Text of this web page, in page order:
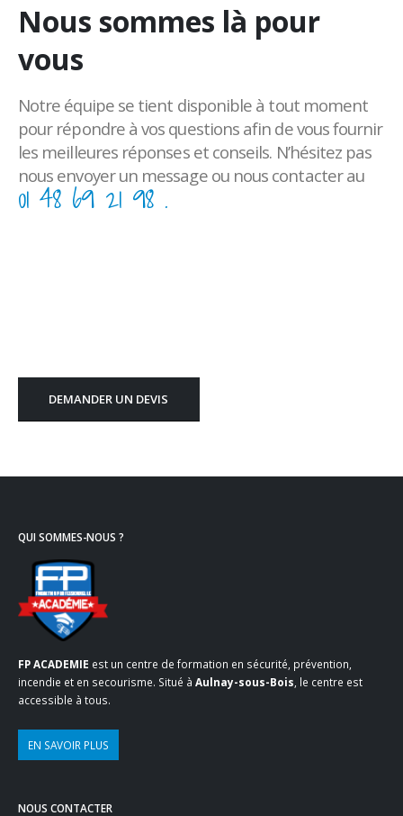
Nous sommes là pour
vous
Notre équipe se tient disponible à tout moment
pour répondre à vos questions afin de vous fournir
les meilleures réponses et conseils. N’hésitez pas
nous envoyer un message ou nous contacter au
01 48 69 21 98 .
DEMANDER UN DEVIS
QUI SOMMES-NOUS ?
FP ACADEMIE est un centre de formation en sécurité, prévention,
incendie et en secourisme. Situé à Aulnay-sous-Bois , le centre est
accessible à tous.
EN SAVOIR PLUS
NOUS CONTACTER